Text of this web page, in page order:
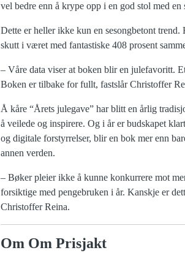
vel bedre enn å krype opp i en god stol med en
Dette er heller ikke kun en sesongbetont
skutt i været med fantastiske 408 prosent
– Våre data viser at boken blir en julefavoritt.
Boken er tilbake for fullt, fastslår Christoffer
Å kåre “Årets julegave” har blitt en årlig
å veilede og inspirere. Og i år er budskapet
og digitale forstyrrelser, blir en bok mer enn
annen verden.
– Bøker pleier ikke å kunne konkurrere mot
forsiktige med pengebruken i år. Kanskje er
Christoffer Reina.
Om Om Prisjakt